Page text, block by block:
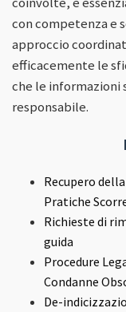
con competenza e
approccio
efficacemente le
che le informazioni
responsabile.
Recupero
Pratiche
Richieste di
guida
Procedure
Condanne
De-